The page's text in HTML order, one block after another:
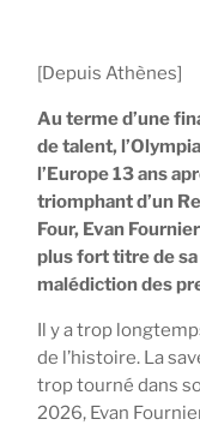
[Depuis Athènes]
Au terme d’une
de talent,
l’Europe 13 ans
triomphant d’un
Four, Evan
plus fort titre de sa
malédiction des
Il y a trop
de l’histoire. La
trop tourné dans
2026, Evan